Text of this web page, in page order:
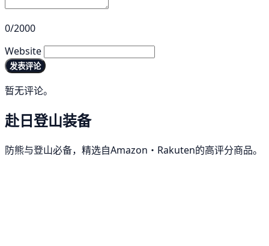
0/2000
Website
发表评论
暂无评论。
赴日登山装备
防熊与登山必备，精选自Amazon・Rakuten的高评分商品。